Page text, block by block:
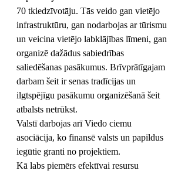
70 tkiedzīvotāju. Tās veido gan vietējo
infrastruktūru, gan nodarbojas ar tūrismu
un veicina vietējo labklājības līmeni, gan
organizē dažādus sabiedrības
saliedēšanas pasākumus. Brīvprātīgajam
darbam šeit ir senas tradīcijas un
ilgtspējīgu pasākumu organizēšanā šeit
atbalsts netrūkst.
Valstī darbojas arī Viedo ciemu
asociācija, ko finansē valsts un papildus
iegūtie granti no projektiem.
Kā labs piemērs efektīvai resursu